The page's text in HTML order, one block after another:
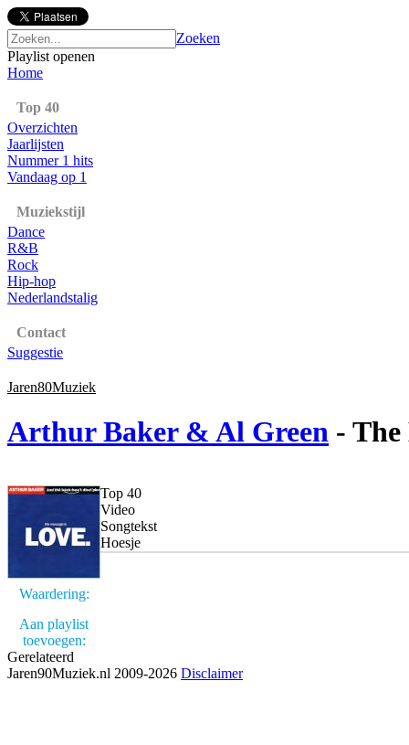
Zoeken
Playlist openen
Home
Top 40
Overzichten
Jaarlijsten
Nummer 1 hits
Vandaag op 1
Muziekstijl
Dance
R&B
Rock
Hip-hop
Nederlandstalig
Contact
Suggestie
Jaren80Muziek
Arthur Baker & Al Green - The
Waardering:
Aan playlist
toevoegen:
Top 40
Video
Songtekst
Hoesje
Gerelateerd
Jaren90Muziek.nl 2009-2026 Disclaimer